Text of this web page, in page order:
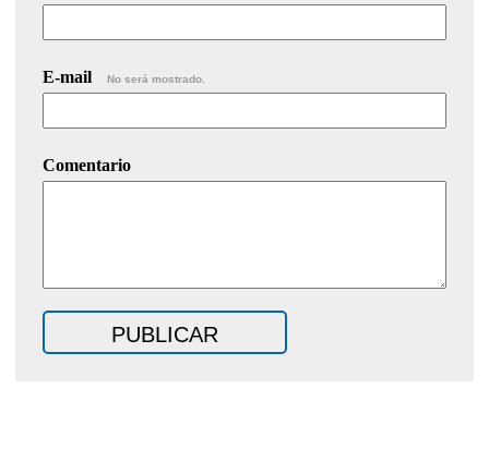
E-mail No será mostrado.
Comentario